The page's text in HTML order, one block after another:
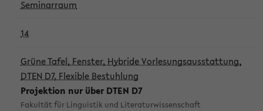
Seminarraum
14
Grüne Tafel, Fenster, Hybride Vorlesungsausstattung,
DTEN D7, Flexible Bestuhlung
Projektion nur über DTEN D7
Fakultät für Linguistik und Literaturwissenschaft